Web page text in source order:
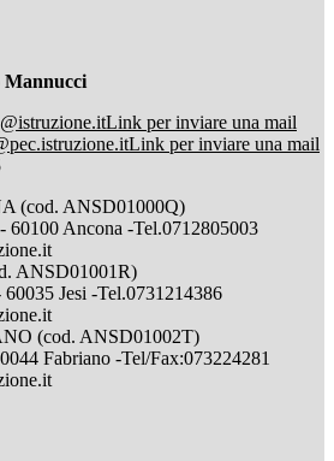
Mannucci
Link per inviare una mail
Link per inviare una mail
(cod. ANSD01000Q)
60100 Ancona -Tel.0712805003
ANSD01001R)
Jesi -Tel.0731214386
(cod. ANSD01002T)
Fabriano -Tel/Fax:073224281